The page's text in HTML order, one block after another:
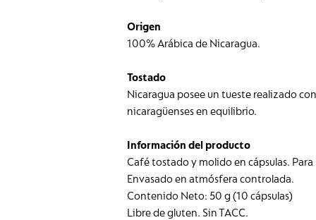
Origen
100% Arábica de Nicaragua.
Tostado
Nicaragua posee un tueste realizado
nicaragüenses en equilibrio.
Información del producto
Café tostado y molido en cápsulas. Para
Envasado en atmósfera controlada.
Contenido Neto: 50 g (10 cápsulas)
Libre de gluten. Sin TACC.